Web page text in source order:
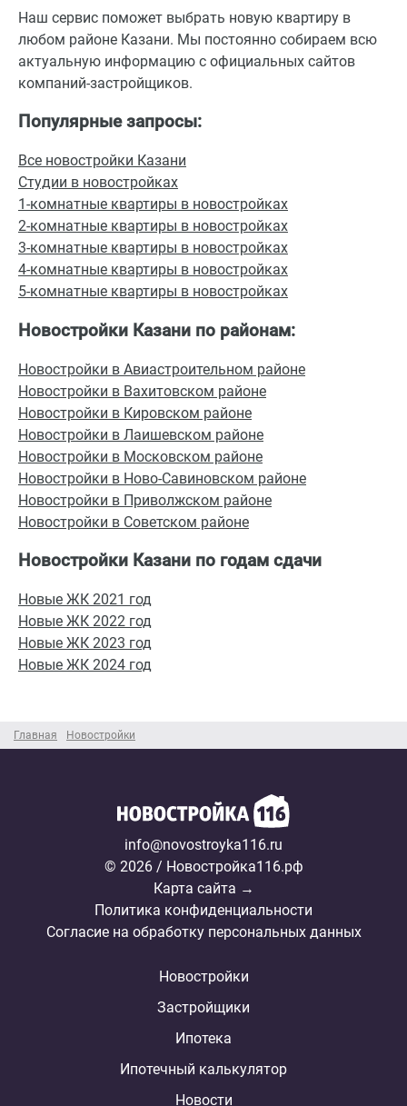
Главная Новостройки
Наш сервис поможет выбрать новую квартиру в
любом районе Казани. Мы постоянно собираем всю
актуальную информацию с официальных сайтов
компаний-застройщиков.
Популярные запросы:
Все новостройки Казани
Студии в новостройках
1-комнатные квартиры в новостройках
2-комнатные квартиры в новостройках
3-комнатные квартиры в новостройках
4-комнатные квартиры в новостройках
5-комнатные квартиры в новостройках
Новостройки Казани по районам:
Новостройки в Авиастроительном районе
Новостройки в Вахитовском районе
Новостройки в Кировском районе
Новостройки в Лаишевском районе
Новостройки в Московском районе
Новостройки в Ново-Савиновском районе
Новостройки в Приволжском районе
Новостройки в Советском районе
Новостройки Казани по годам сдачи
Новые ЖК 2021 год
Новые ЖК 2022 год
Новые ЖК 2023 год
Новые ЖК 2024 год
info@novostroyka116.ru
© 2026 / Новостройка116.рф
Карта сайта →
Политика конфиденциальности
Согласие на обработку персональных данных
Новостройки
Застройщики
Ипотека
Ипотечный калькулятор
Новости